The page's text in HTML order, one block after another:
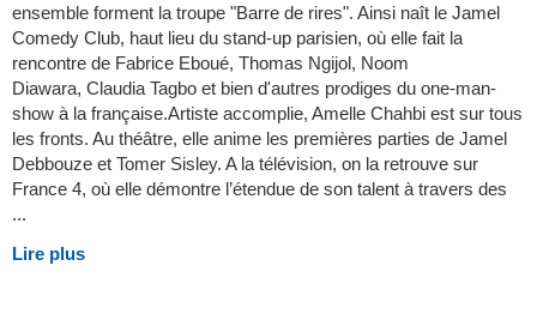
ensemble forment la troupe "Barre de rires". Ainsi naît le Jamel
Comedy Club, haut lieu du stand-up parisien, où elle fait la
rencontre de Fabrice Eboué, Thomas Ngijol, Noom
Diawara, Claudia Tagbo et bien d'autres prodiges du one-man-
show à la française.Artiste accomplie, Amelle Chahbi est sur tous
les fronts. Au théâtre, elle anime les premières parties de Jamel
Debbouze et Tomer Sisley. A la télévision, on la retrouve sur
France 4, où elle démontre l’étendue de son talent à travers des
...
Lire plus